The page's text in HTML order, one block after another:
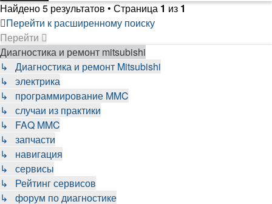
Найдено 5 результатов • Страница 1 из 1
Перейти к расширенному поиску
Перейти
Диагностика и ремонт mitsubishi
↳ Диагностика и ремонт Mitsubishi
↳ электрика
↳ программирование MMC
↳ случаи из практики
↳ FAQ MMC
↳ запчасти
↳ навигация
↳ сервисы
↳ Рейтинг сервисов
↳ форум по диагностике